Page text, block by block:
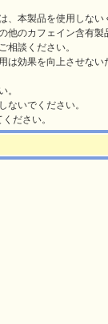
、本製品を使用しない
他のカフェイン含有製
相談ください。
は効果を向上させな
。
ないでください。
ださい。